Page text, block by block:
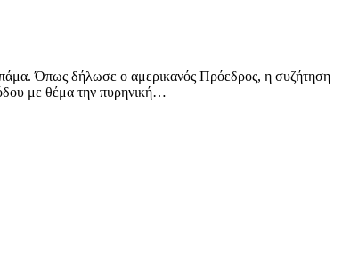
Όπως δήλωσε ο αμερικανός Πρόεδρος, η συζήτηση
με θέμα την πυρηνική…